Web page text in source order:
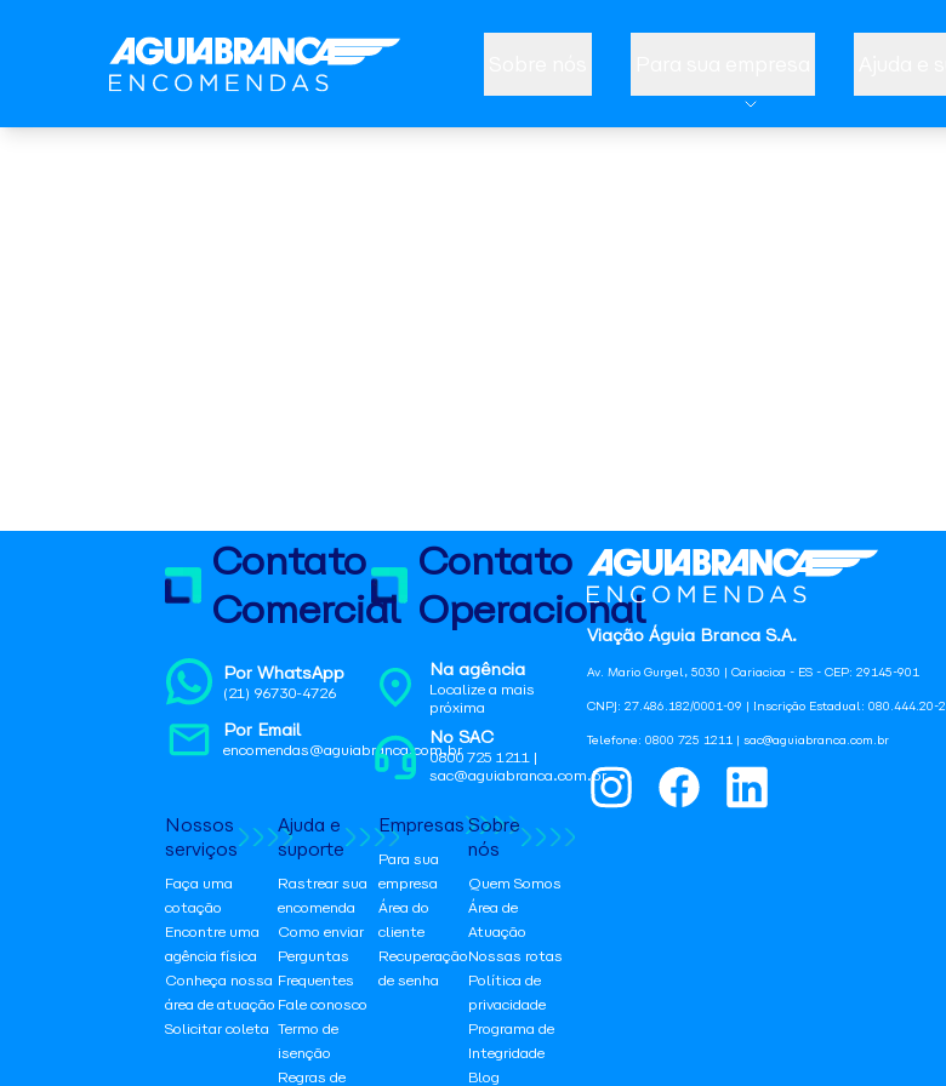
Viação Águia Branca S.A.
Av. Mario Gurgel, 5030 | Cariacica - ES - CEP: 29145-901
CNPJ: 27.486.182/0001-09 | Inscrição Estadual: 080.444.20-2
Telefone: 0800 725 1211 | sac@aguiabranca.com.br
Contato
Comercial
Por WhatsApp
(21) 96730-4726
Por Email
encomendas@aguiabranca.com.br
Contato
Operacional
Na agência
Localize a mais
próxima
No SAC
0800 725 1211 |
sac@aguiabranca.com.br
Nossos
serviços
Faça uma
cotação
Encontre uma
agência física
Conheça nossa
área de atuação
Solicitar coleta
Ajuda e
suporte
Rastrear sua
encomenda
Como enviar
Perguntas
Frequentes
Fale conosco
Termo de
isenção
Regras de
Empresas
Para sua
empresa
Área do
cliente
Recuperação
de senha
Sobre
nós
Quem Somos
Área de
Atuação
Nossas rotas
Política de
privacidade
Programa de
Integridade
Blog